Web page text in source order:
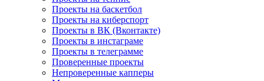
Проекты на баскетбол
Проекты на киберспорт
Проекты в ВК (Вконтакте)
Проекты в инстаграме
Проекты в телеграмме
Проверенные проекты
Непроверенные капперы